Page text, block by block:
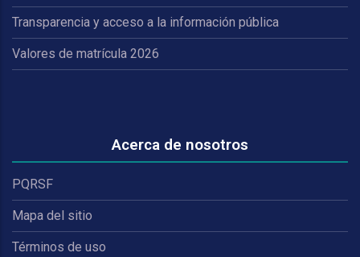
Transparencia y acceso a la información pública
Valores de matrícula 2026
Acerca de nosotros
PQRSF
Mapa del sitio
Términos de uso